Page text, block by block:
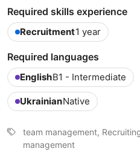
Required skills experience
Recruitment1 year
Required languages
EnglishB1 - Intermediate
UkrainianNative
team management,
management